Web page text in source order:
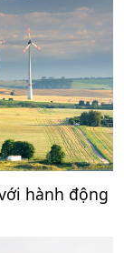
hành động